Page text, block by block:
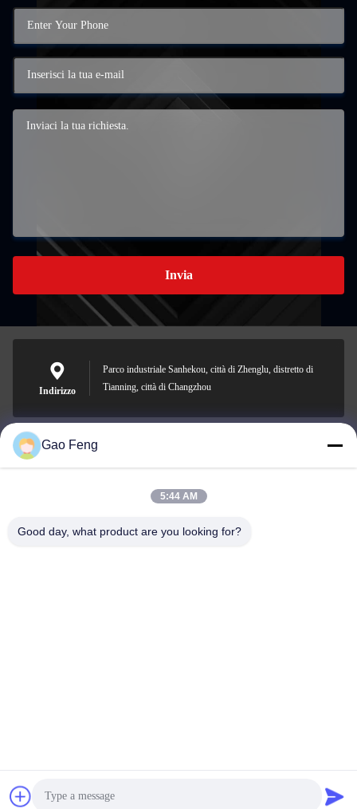
Invia
Indirizzo
Parco industriale Sanhekou, città di Zhenglu, distretto di
Tianning, città di Changzhou
suli@sulidry.com
Changzhou Su Li drying equipment Co., Ltd.
Gao Feng
5:44 AM
Good day, what product are you looking for?